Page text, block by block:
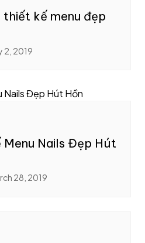
thiết kế menu đẹp
2, 2019
Menu Nails Đẹp Hút
28, 2019